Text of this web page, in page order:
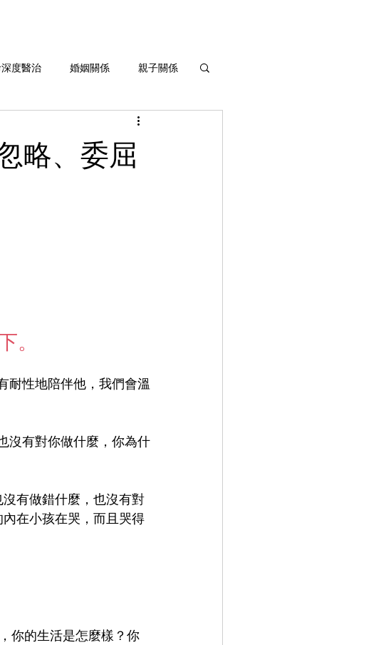
度醫治 婚姻關係 親子關係
生命灌溉與成長
略、委屈
。
耐性地陪伴他，我們會溫
沒有對你做什麼，你為什
有做錯什麼，也沒有對
在小孩在哭，而且哭得
你的生活是怎麼樣？你